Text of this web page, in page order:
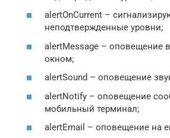
alertOnCurrent –
неподтвержденные уровни;
alertMessage –
окном;
alertSound – оповещение
alertNotify – оповещение
мобильный терминал;
alertEmail – оповещение на